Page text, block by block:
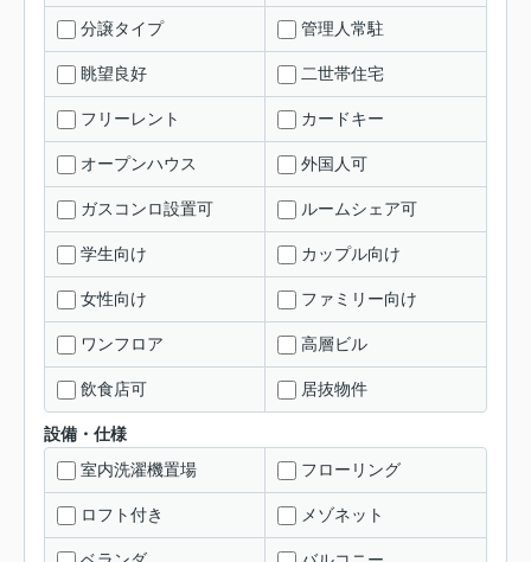
分譲タイプ 管理人常駐
眺望良好 二世帯住宅
フリーレント カードキー
オープンハウス 外国人可
ガスコンロ設置可 ルームシェア可
学生向け カップル向け
女性向け ファミリー向け
ワンフロア 高層ビル
飲食店可 居抜物件
設備・仕様
室内洗濯機置場
フローリング
ロフト付き メゾネット